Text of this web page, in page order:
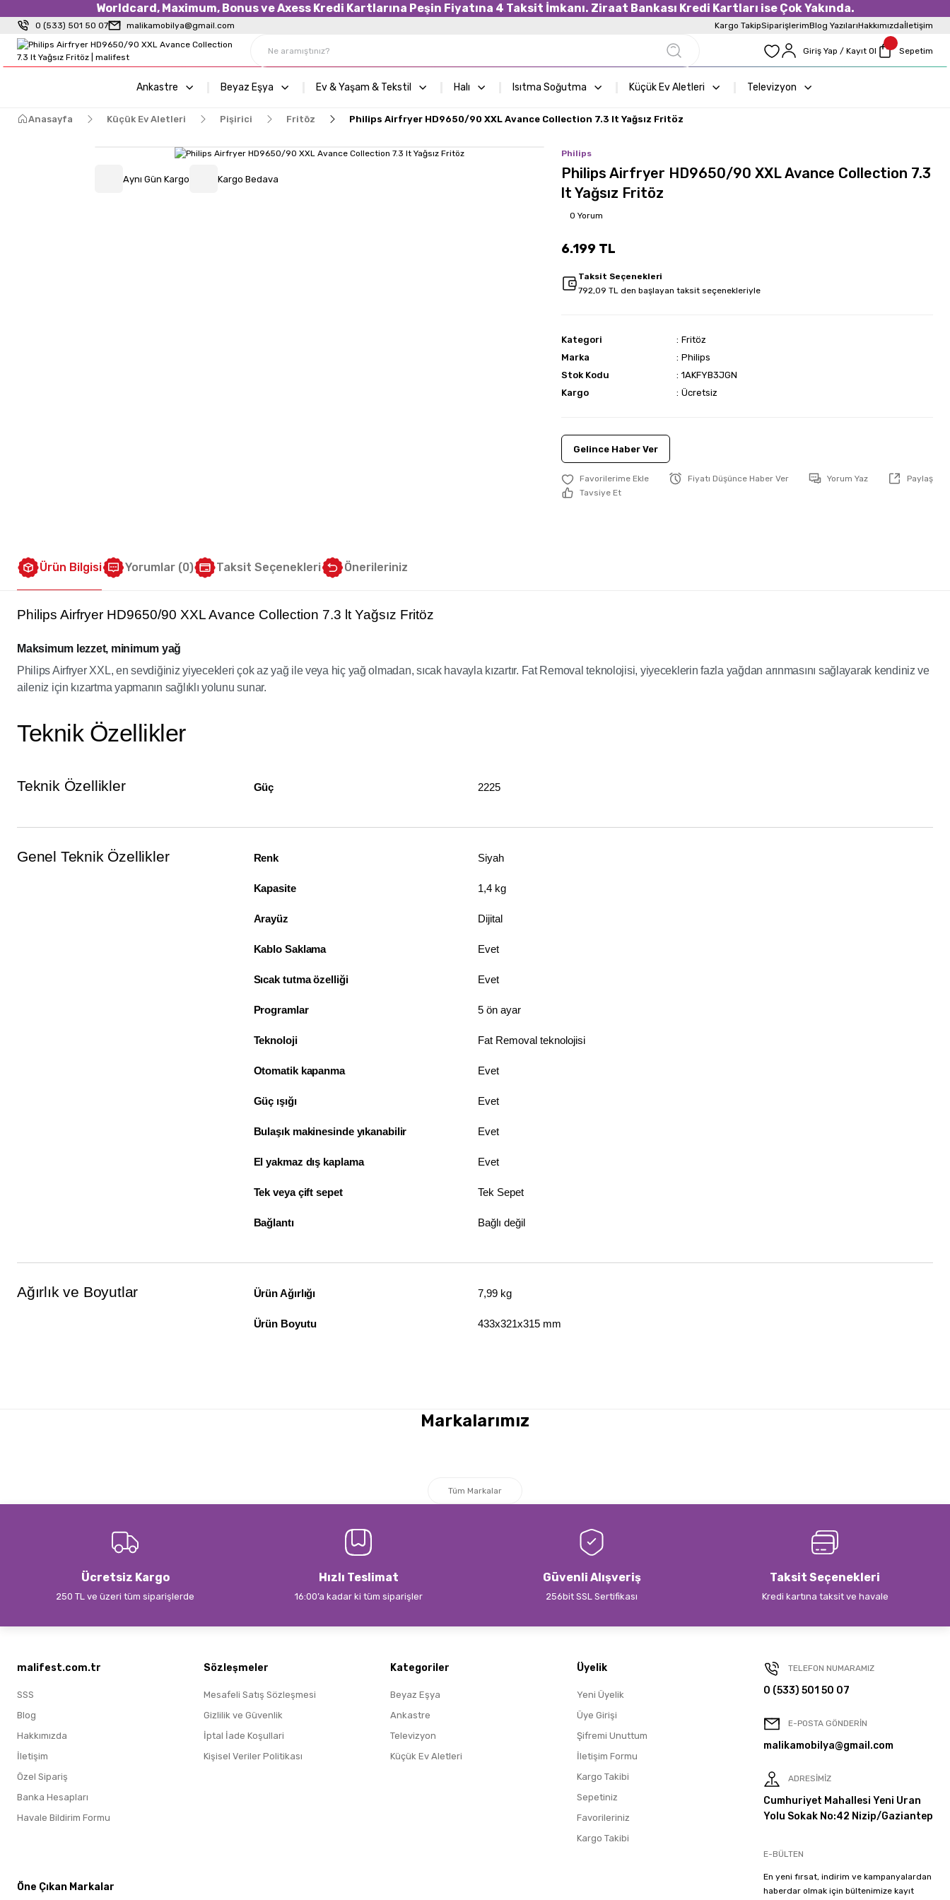
Worldcard, Maximum, Bonus ve Axess Kredi Kartlarına Peşin Fiyatına 4 Taksit İmkanı. Ziraat Bankası Kredi Kartları ise Çok Yakında.
0 (533) 501 50 07 malikamobilya@gmail.com Kargo TakipSiparişlerimBlog YazılarıHakkımızdaİletişim
Giriş Yap / Kayıt Ol Sepetim
Ankastre Beyaz Eşya Ev & Yaşam & Tekstil Halı Isıtma Soğutma Küçük Ev Aletleri Televizyon
Anasayfa Küçük Ev Aletleri Pişirici Fritöz Philips Airfryer HD9650/90 XXL Avance Collection 7.3 lt Yağsız Fritöz
Aynı Gün Kargo Kargo Bedava
Philips
Philips Airfryer HD9650/90 XXL Avance Collection 7.3
lt Yağsız Fritöz
0 Yorum
6.199 TL
Taksit Seçenekleri
792,09 TL den başlayan taksit seçenekleriyle
Kategori
Fritöz
Marka
Philips
Stok Kodu
1AKFYB3JGN
Kargo
Ücretsiz
Gelince Haber Ver
Fiyatı Düşünce Haber Ver Yorum Yaz
Paylaş
Tavsiye Et
Ürün Bilgisi Yorumlar (0) Taksit Seçenekleri Önerileriniz
Philips Airfryer HD9650/90 XXL Avance Collection 7.3 lt Yağsız Fritöz
Maksimum lezzet, minimum yağ
Philips Airfryer XXL, en sevdiğiniz yiyecekleri çok az yağ ile veya hiç yağ olmadan, sıcak havayla kızartır. Fat Removal teknolojisi, yiyeceklerin fazla yağdan arınmasını sağlayarak kendiniz ve
aileniz için kızartma yapmanın sağlıklı yolunu sunar.
Teknik Özellikler
Teknik Özellikler Güç 2225
Genel Teknik Özellikler Renk Siyah
Kapasite 1,4 kg
Arayüz Dijital
Kablo Saklama Evet
Sıcak tutma özelliği Evet
Programlar 5 ön ayar
Teknoloji Fat Removal teknolojisi
Otomatik kapanma Evet
Güç ışığı Evet
Bulaşık makinesinde yıkanabilir Evet
El yakmaz dış kaplama Evet
Tek veya çift sepet Tek Sepet
Bağlantı Bağlı değil
Ağırlık ve Boyutlar Ürün Ağırlığı 7,99 kg
Ürün Boyutu 433x321x315 mm
Bu ürüne benzer farklı alternatifler olmalı.
Gönder
Markalarımız
Tüm Markalar
Ücretsiz Kargo
250 TL ve üzeri tüm siparişlerde
Hızlı Teslimat
16:00’a kadar ki tüm siparişler
Güvenli Alışveriş
256bit SSL Sertifikası
Taksit Seçenekleri
Kredi kartına taksit ve havale
malifest.com.tr
SSS
Blog
Hakkımızda
İletişim
Özel Sipariş
Banka Hesapları
Havale Bildirim Formu
Sözleşmeler
Mesafeli Satış Sözleşmesi
Gizlilik ve Güvenlik
İptal İade Koşullari
Kişisel Veriler Politikası
Kategoriler
Beyaz Eşya
Ankastre
Televizyon
Küçük Ev Aletleri
Üyelik
Yeni Üyelik
Üye Girişi
Şifremi Unuttum
İletişim Formu
Kargo Takibi
Sepetiniz
Favorileriniz
Kargo Takibi
Öne Çıkan Markalar
TELEFON NUMARAMIZ
0 (533) 501 50 07
E-POSTA GÖNDERİN
malikamobilya@gmail.com
ADRESİMİZ
Cumhuriyet Mahallesi Yeni Uran
Yolu Sokak No:42 Nizip/Gaziantep
E-BÜLTEN
En yeni fırsat, indirim ve kampanyalardan
haberdar olmak için bültenimize kayıt